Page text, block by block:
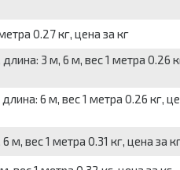
0.27 кг, цена за кг
3 м, 6 м, вес 1 метра 0.26
6 м, вес 1 метра 0.26 кг,
вес 1 метра 0.31 кг, цена за